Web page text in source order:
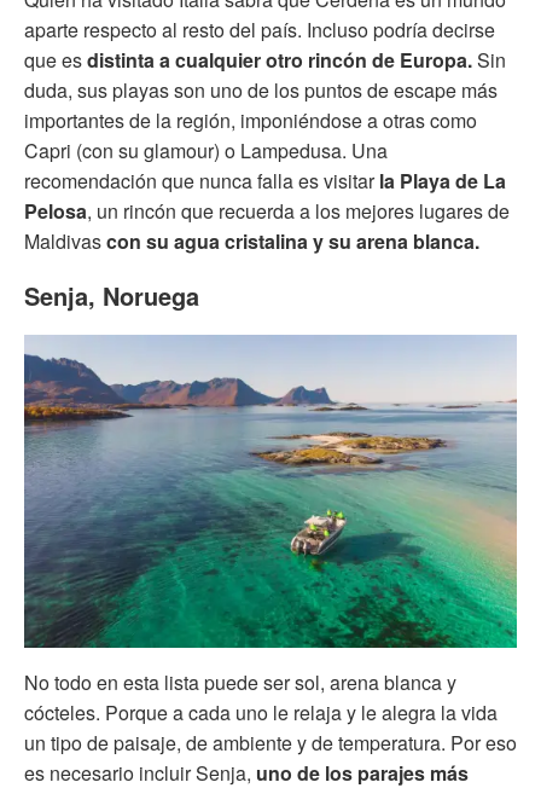
aparte respecto al resto del país. Incluso podría decirse
que esdistinta a cualquier otro rincón de Europa.Sin
duda, sus playas son uno de los puntos de escape más
importantes de la región, imponiéndose a otras como
Capri (con su glamour) o Lampedusa. Una
recomendación que nunca falla es visitarla Playa de La
Pelosa, un rincón que recuerda a los mejores lugares de
Maldivascon su agua cristalina y su arena blanca.
Senja, Noruega
No todo en esta lista puede ser sol, arena blanca y
cócteles. Porque a cada uno le relaja y le alegra la vida
un tipo de paisaje, de ambiente y de temperatura. Por eso
es necesario incluir Senja, uno de los parajes más